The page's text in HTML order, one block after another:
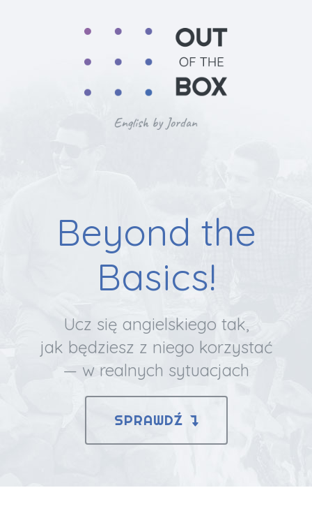
Beyond the
Basics!
Ucz się angielskiego tak,
jak będziesz z niego korzystać
— w realnych sytuacjach
SPRAWDŹ